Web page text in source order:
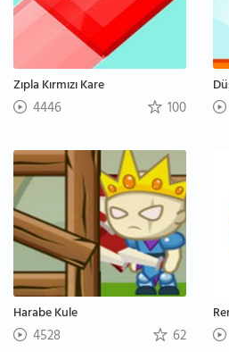
Zıpla Kırmızı Kare
4446 100
Harabe Kule
4528 62